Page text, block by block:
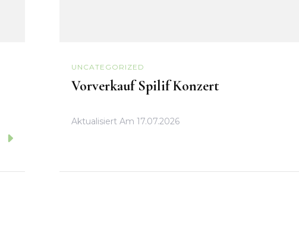
UNCATEGORIZED
Vorverkauf Spilif Konzert
Aktualisiert Am17.07.2026